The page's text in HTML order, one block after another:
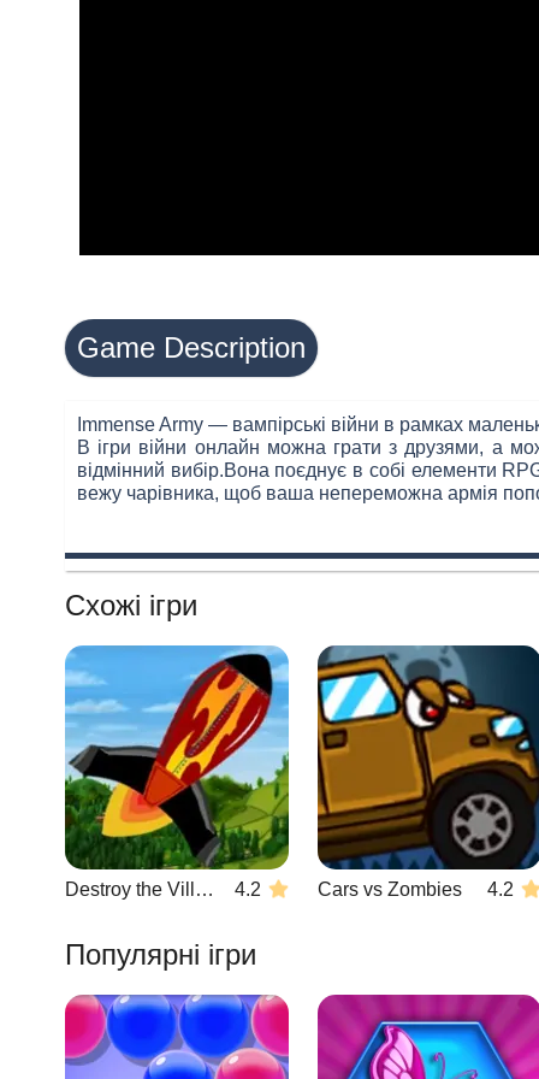
Game Description
Immense Army — вампірські війни в рамках
В ігри війни онлайн можна грати з друзями, а
відмінний вибір.Вона поєднує в собі елементи
вежу чарівника, щоб ваша непереможна армія
Схожі ігри
Destroy the Village 4.2 Cars vs Zombies 4.2
Популярні ігри